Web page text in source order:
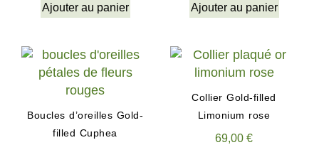
Ajouter au panier Ajouter au panier
Boucles d’oreilles Gold-
filled Cuphea
Collier Gold-filled
Limonium rose
69,00 €